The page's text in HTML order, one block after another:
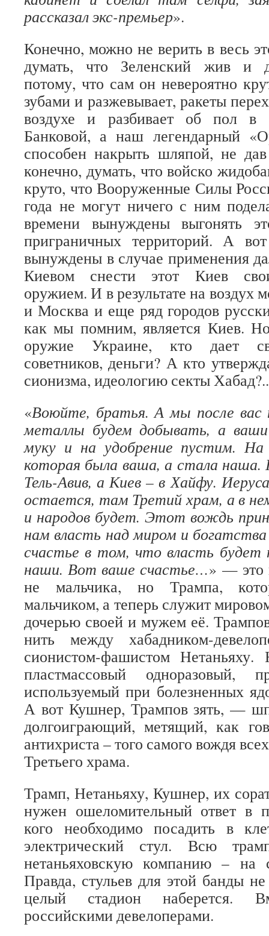
рассказал экс-премьер».
Конечно, можно не верить в весь
думать, что Зеленский жив и
потому, что сам он невероятно
зубами и разжевывает, ракеты
воздухе и разбивает об пол в
Банковой, а наш легендарный
способен накрыть шляпой, не
конечно, думать, что войско
круто, что Вооруженные Силы
года не могут ничего с ним
времени вынуждены выгонять
приграничных территорий. А
вынуждены в случае применения
Киевом снести этот Киев
оружием. И в результате на воздух
и Москва и еще ряд городов
как мы помним, является Киев.
оружие Украине, кто дает
советников, деньги? А кто
сионизма, идеологию секты Хабад?..
«Воюйте, братья. А мы после вас
металлы будем добывать, а
муку и на удобрение пустим. На
которая была ваша, а стала
Тель-Авив, а Киев – в Хайфу.
остается, там Третий храм, а в
и народов будет. Этот вождь
нам власть над миром и
счастье в том, что власть
наши. Вот ваше счастье…» — это
не мальчика, но Трампа,
мальчиком, а теперь служит
дочерью своей и мужем её.
нить между хабадником-
сионистом-фашистом
пластмассовый одноразовый,
используемый при болезненных
А вот Кушнер, Трампов зять, —
долгоиграющий, метящий, как
антихриста – того самого вождя
Третьего храма.
Трамп, Нетаньяху, Кушнер, их
нужен ошеломительный ответ в
кого необходимо посадить в
электрический стул. Всю
нетаньяховскую компанию – на
Правда, стульев для этой банды
целый стадион наберется.
российскими девелоперами.